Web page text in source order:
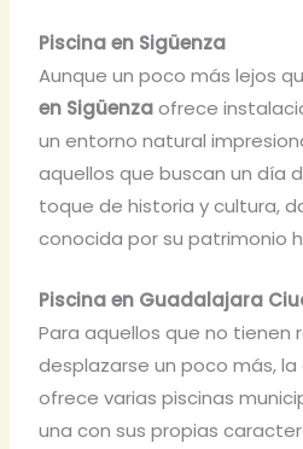
Piscina en Sigüenza
Aunque un poco más lejos
en Sigüenzaofrece
un entorno natural
aquellos que buscan un día
toque de historia y cultura,
conocida por su patrimonio
Piscina en Guadalajara
Para aquellos que no tienen
desplazarse un poco más,
ofrece varias piscinas
una con sus propias